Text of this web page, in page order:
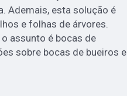
Ademais, esta solução é
e folhas de árvores.
assunto é bocas de
sobre bocas de bueiros e